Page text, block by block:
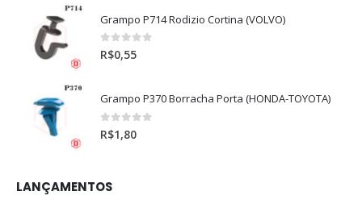
Grampo P714 Rodizio Cortina (VOLVO)
0out of 5
R$0,55
Grampo P370 Borracha Porta (HONDA-TOYOTA)
0out of 5
R$1,80
LANÇAMENTOS